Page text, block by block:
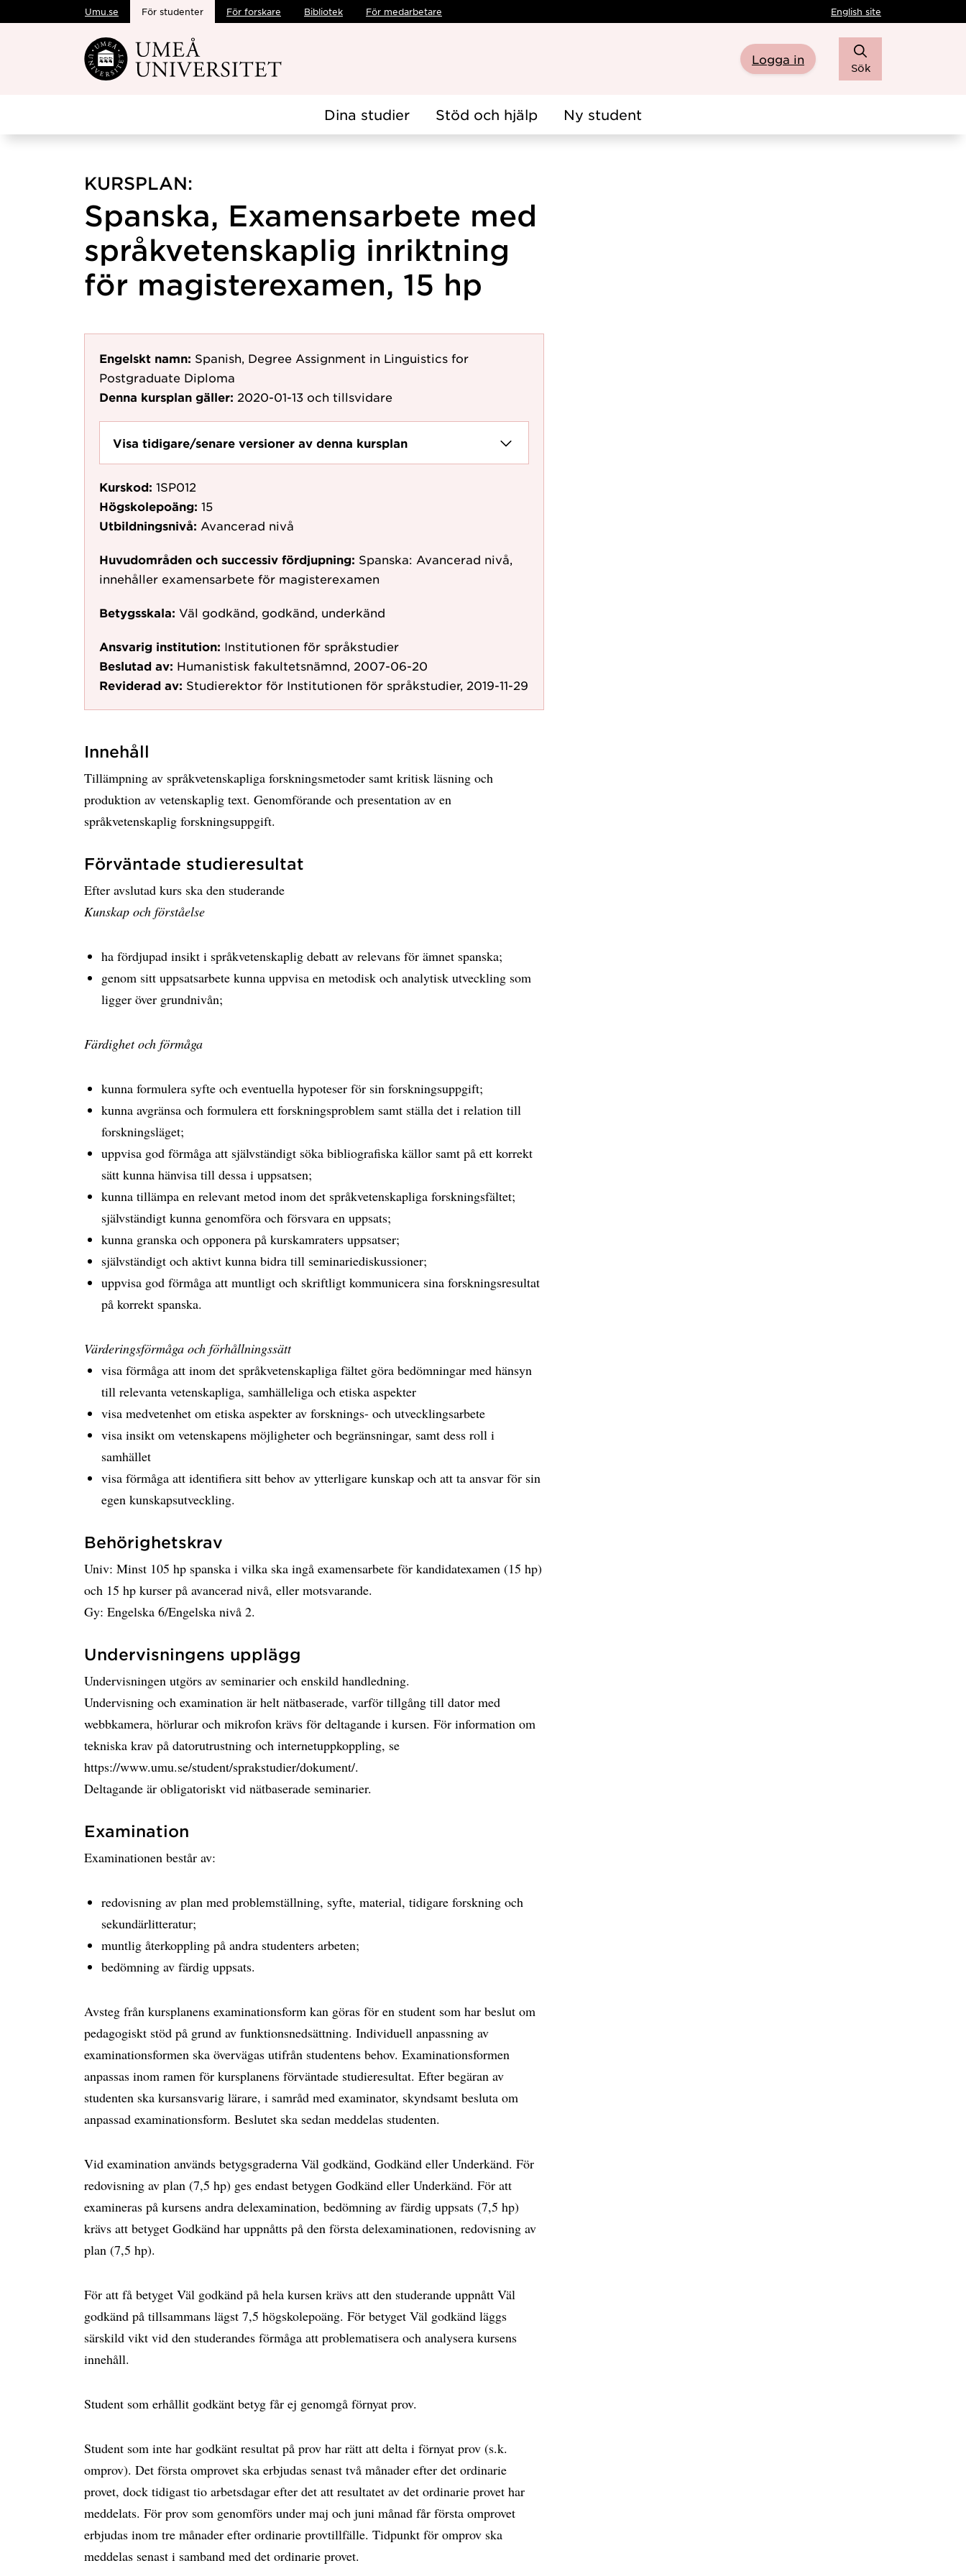
Hoppa direkt till innehållet
Umu.se För studenter För forskare Bibliotek För medarbetare English site
Logga in
Sök
Dina studier Stöd och hjälp Ny student
KURSPLAN:
Spanska, Examensarbete med
språkvetenskaplig inriktning
för magisterexamen, 15 hp
Engelskt namn: Spanish, Degree Assignment in Linguistics for
Postgraduate Diploma
Denna kursplan gäller: 2020-01-13 och tillsvidare
Visa tidigare/senare versioner av denna kursplan
Kurskod: 1SP012
Högskolepoäng: 15
Utbildningsnivå: Avancerad nivå
Huvudområden och successiv fördjupning: Spanska: Avancerad nivå,
innehåller examensarbete för magisterexamen
Betygsskala: Väl godkänd, godkänd, underkänd
Ansvarig institution: Institutionen för språkstudier
Beslutad av: Humanistisk fakultetsnämnd, 2007-06-20
Reviderad av: Studierektor för Institutionen för språkstudier, 2019-11-29
Innehåll
Tillämpning av språkvetenskapliga forskningsmetoder samt kritisk läsning och
produktion av vetenskaplig text. Genomförande och presentation av en
språkvetenskaplig forskningsuppgift.
Förväntade studieresultat
Efter avslutad kurs ska den studerande
Kunskap och förståelse
ha fördjupad insikt i språkvetenskaplig debatt av relevans för ämnet spanska;
genom sitt uppsatsarbete kunna uppvisa en metodisk och analytisk utveckling som
ligger över grundnivån;
Färdighet och förmåga
kunna formulera syfte och eventuella hypoteser för sin forskningsuppgift;
kunna avgränsa och formulera ett forskningsproblem samt ställa det i relation till
forskningsläget;
uppvisa god förmåga att självständigt söka bibliografiska källor samt på ett korrekt
sätt kunna hänvisa till dessa i uppsatsen;
kunna tillämpa en relevant metod inom det språkvetenskapliga forskningsfältet;
självständigt kunna genomföra och försvara en uppsats;
kunna granska och opponera på kurskamraters uppsatser;
självständigt och aktivt kunna bidra till seminariediskussioner;
uppvisa god förmåga att muntligt och skriftligt kommunicera sina forskningsresultat
på korrekt spanska.
Värderingsförmåga och förhållningssätt
visa förmåga att inom det språkvetenskapliga fältet göra bedömningar med hänsyn
till relevanta vetenskapliga, samhälleliga och etiska aspekter
visa medvetenhet om etiska aspekter av forsknings- och utvecklingsarbete
visa insikt om vetenskapens möjligheter och begränsningar, samt dess roll i
samhället
visa förmåga att identifiera sitt behov av ytterligare kunskap och att ta ansvar för sin
egen kunskapsutveckling.
Behörighetskrav
Univ: Minst 105 hp spanska i vilka ska ingå examensarbete för kandidatexamen (15 hp)
och 15 hp kurser på avancerad nivå, eller motsvarande.
Gy: Engelska 6/Engelska nivå 2.
Undervisningens upplägg
Undervisningen utgörs av seminarier och enskild handledning.
Undervisning och examination är helt nätbaserade, varför tillgång till dator med
webbkamera, hörlurar och mikrofon krävs för deltagande i kursen. För information om
tekniska krav på datorutrustning och internetuppkoppling, se
https://www.umu.se/student/sprakstudier/dokument/.
Deltagande är obligatoriskt vid nätbaserade seminarier.
Examination
Examinationen består av:
redovisning av plan med problemställning, syfte, material, tidigare forskning och
sekundärlitteratur;
muntlig återkoppling på andra studenters arbeten;
bedömning av färdig uppsats.
Avsteg från kursplanens examinationsform kan göras för en student som har beslut om
pedagogiskt stöd på grund av funktionsnedsättning. Individuell anpassning av
examinationsformen ska övervägas utifrån studentens behov. Examinationsformen
anpassas inom ramen för kursplanens förväntade studieresultat. Efter begäran av
studenten ska kursansvarig lärare, i samråd med examinator, skyndsamt besluta om
anpassad examinationsform. Beslutet ska sedan meddelas studenten.
Vid examination används betygsgraderna Väl godkänd, Godkänd eller Underkänd. För
redovisning av plan (7,5 hp) ges endast betygen Godkänd eller Underkänd. För att
examineras på kursens andra delexamination, bedömning av färdig uppsats (7,5 hp)
krävs att betyget Godkänd har uppnåtts på den första delexaminationen, redovisning av
plan (7,5 hp).
För att få betyget Väl godkänd på hela kursen krävs att den studerande uppnått Väl
godkänd på tillsammans lägst 7,5 högskolepoäng. För betyget Väl godkänd läggs
särskild vikt vid den studerandes förmåga att problematisera och analysera kursens
innehåll.
Student som erhållit godkänt betyg får ej genomgå förnyat prov.
Student som inte har godkänt resultat på prov har rätt att delta i förnyat prov (s.k.
omprov). Det första omprovet ska erbjudas senast två månader efter det ordinarie
provet, dock tidigast tio arbetsdagar efter det att resultatet av det ordinarie provet har
meddelats. För prov som genomförs under maj och juni månad får första omprovet
erbjudas inom tre månader efter ordinarie provtillfälle. Tidpunkt för omprov ska
meddelas senast i samband med det ordinarie provet.